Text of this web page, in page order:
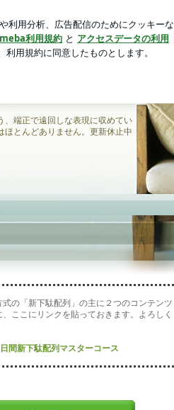
、端正で遠回しな表現に収めてい
ほとんどありません。更新休止中
の「新下駄配列」の主に２つのコンテンツ
ここにリンクを貼っておきます。よろしく
間新下駄配列マスターコース